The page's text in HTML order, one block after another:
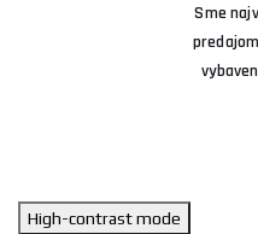
Sme
High-contrast mode